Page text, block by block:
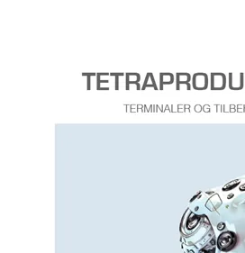
Helsetjenestens driftsorganisasjon
Sogn og Fjordane Energi tar i bruk